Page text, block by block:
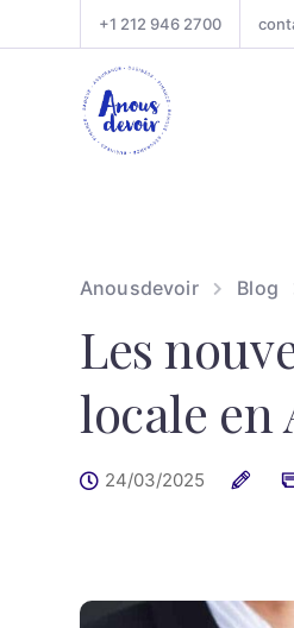
+1 212 946 2700
Anousdevoir Blog
Les
locale en
24/03/2025